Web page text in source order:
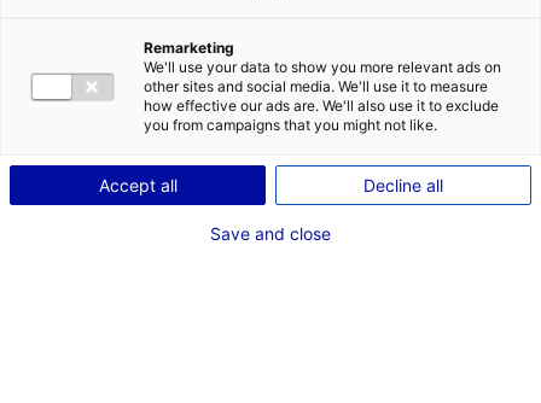
Remarketing
We'll use your data to show you more relevant ads on
other sites and social media. We'll use it to measure
how effective our ads are. We'll also use it to exclude
you from campaigns that you might not like.
Accept all Decline all
Save and close